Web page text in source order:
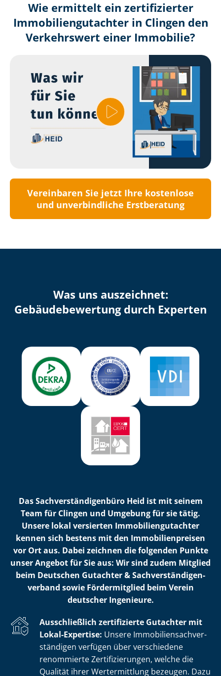
Wie ermittelt ein zertifizierter
Immobilien­gutachter in Clingen den
Verkehrswert einer Immobilie?
Vereinbaren Sie jetzt Ihre kostenlose
und unverbindliche Erstberatung
Was uns auszeichnet:
Ge­bäu­de­be­wer­tung durch Experten
Das Sach­ver­stän­di­gen­bü­ro Heid ist mit seinem
Team für Clingen und Umgebung für sie tätig.
Unsere lokal versierten Im­mo­bi­li­en­gut­ach­ter
kennen sich bestens mit den Im­mo­bi­li­en­prei­sen
vor Ort aus. Dabei zeichnen die folgenden Punkte
unser Angebot für Sie aus: Wir sind zudem Mitglied
beim Deutschen Gutachter & Sach­ver­stän­di­gen­
ver­band sowie Fördermitglied beim Verein
deutscher Ingenieure.
Ausschließlich zertifizierte Gutachter mit
Lokal-Expertise: Unsere Im­mo­bi­li­en­sach­ver­
stän­di­gen verfügen über verschiedene
renommierte Zer­ti­fi­zie­run­gen, welche die
Qualität ihrer Wertermittlung bezeugen. Dazu